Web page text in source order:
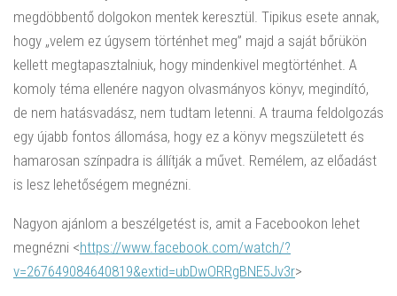
megdöbbentő dolgokon mentek keresztül. Tipikus esete annak,
hogy „velem ez úgysem történhet meg” majd a saját bőrükön
kellett megtapasztalniuk, hogy mindenkivel megtörténhet. A
komoly téma ellenére nagyon olvasmányos könyv, megindító,
de nem hatásvadász, nem tudtam letenni. A trauma feldolgozás
egy újabb fontos állomása, hogy ez a könyv megszületett és
hamarosan színpadra is állítják a művet. Remélem, az előadást
is lesz lehetőségem megnézni.
Nagyon ajánlom a beszélgetést is, amit a Facebookon lehet
megnézni <https://www.facebook.com/watch/?
v=267649084640819&extid=ubDwORRgBNE5Jv3r>